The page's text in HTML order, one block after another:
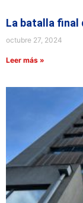
La batalla final
octubre 27, 2024
Leer más »